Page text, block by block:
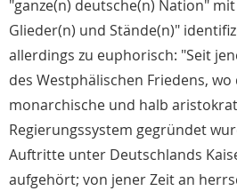
"ganze(n) deutsche(n) Nation"
Glieder(n) und Stände(n)"
allerdings zu euphorisch: "Seit
des Westphälischen Friedens,
monarchische und halb
Regierungssystem gegründet
Auftritte unter Deutschlands
aufgehört; von jener Zeit an